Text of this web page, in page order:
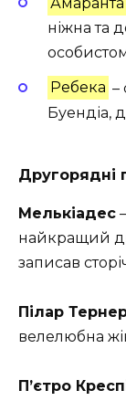
Амаранта
ніжна та
Ребека –
Буендіа,
Другорядні
Мелькіадес
найкращий
записав
Пілар
велелюбна
П’єтро